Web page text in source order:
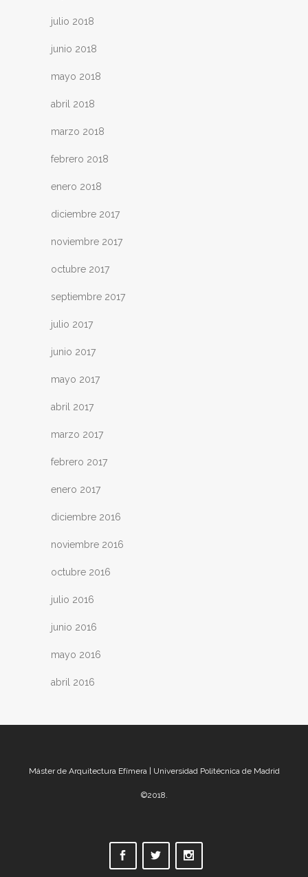
julio 2018
junio 2018
mayo 2018
abril 2018
marzo 2018
febrero 2018
enero 2018
diciembre 2017
noviembre 2017
octubre 2017
septiembre 2017
julio 2017
junio 2017
mayo 2017
abril 2017
marzo 2017
febrero 2017
enero 2017
diciembre 2016
noviembre 2016
octubre 2016
julio 2016
junio 2016
mayo 2016
abril 2016
Máster de Arquitectura Efímera | Universidad Politécnica de Madrid
©2018.